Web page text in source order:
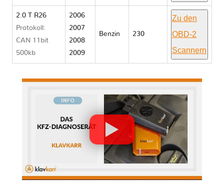
2.0 T R26
Protokoll:
CAN 11bit
500kb
2006
2007
2008
2009
Benzin 230
Zu den
OBD-2
Scannern